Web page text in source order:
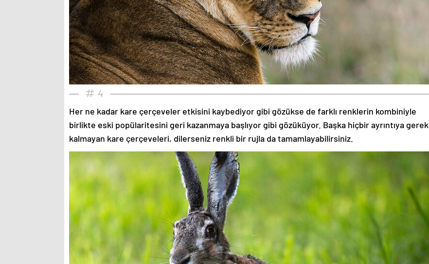
4
Her ne kadar kare çerçeveler etkisini kaybediyor gibi gözükse de farklı renklerin kombiniyle
birlikte eski popülaritesini geri kazanmaya başlıyor gibi gözüküyor. Başka hiçbir ayrıntıya gerek
kalmayan kare çerçeveleri, dilerseniz renkli bir rujla da tamamlayabilirsiniz.